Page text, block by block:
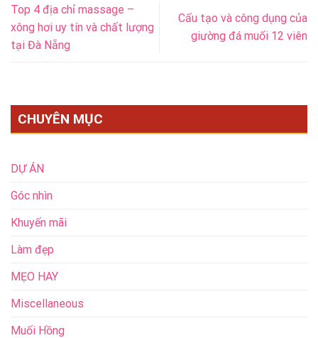
Top 4 địa chỉ massage –
xông hơi uy tín và chất lượng
tại Đà Nẵng
Cấu tạo và công dụng của
giường đá muối 12 viên
CHUYÊN MỤC
DỰ ÁN
Góc nhìn
Khuyến mãi
Làm đẹp
MẸO HAY
Miscellaneous
Muối Hồng